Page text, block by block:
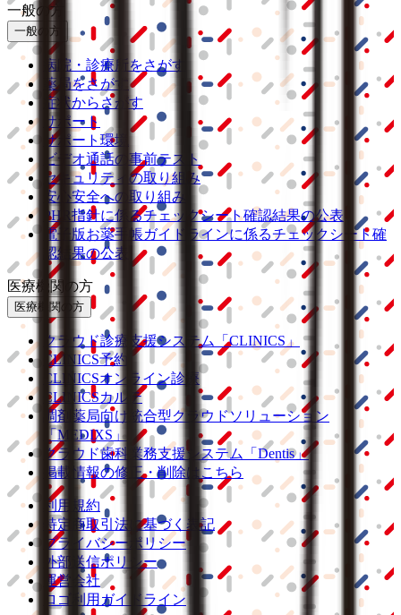
一般の方
一般の方
病院・診療所をさがす
薬局をさがす
症状からさがす
サポート
サポート環境
ビデオ通話の事前テスト
セキュリティの取り組み
安心安全への取り組み
PHR指針に係るチェックシート確認結果の公表
電子版お薬手帳ガイドラインに係るチェックシート確
認結果の公表
医療機関の方
医療機関の方
クラウド診療 支援システム
「CLINICS」
CLINICS予約
CLINICSオンライン診療
CLINICSカルテ
調剤薬局向け統合型クラウドソリューション
「MEDIXS」
クラウド歯科業務支援システム
「Dentis」
掲載情報の修正・削除はこちら
利用規約
特定商取引法に基づく表記
プライバシーポリシー
外部送信ポリシー
運営会社
ロゴ利用ガイドライン